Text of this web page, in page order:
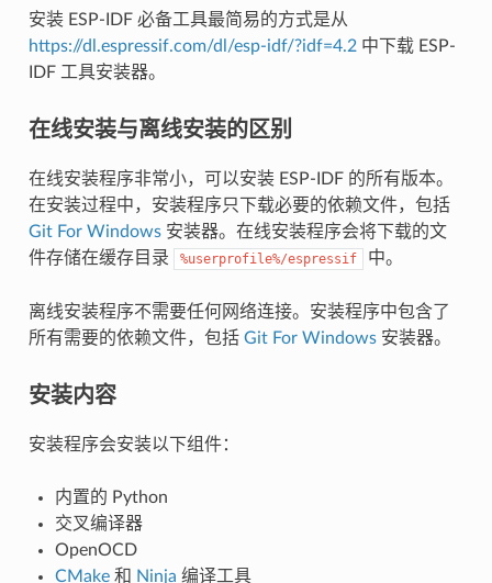
安装 ESP-IDF 必备工具最简易的方式是从
https://dl.espressif.com/dl/esp-idf/?idf=4.2中下载 ESP-
IDF 工具安装器。
在线安装与离线安装的区别
在线安装程序非常小，可以安装 ESP-IDF 的所有版本。
在安装过程中，安装程序只下载必要的依赖文件，包括
Git For Windows安装器。在线安装程序会将下载的文
件存储在缓存目录
%userprofile%/espressif 中。
离线安装程序不需要任何网络连接。安装程序中包含了
所有需要的依赖文件，包括 Git For Windows安装器。
安装内容
安装程序会安装以下组件：
内置的 Python
交叉编译器
OpenOCD
CMake和 Ninja 编译工具